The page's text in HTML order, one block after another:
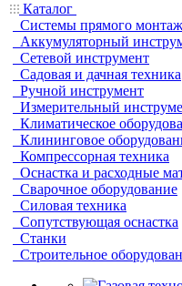
Каталог
Системы прямого
Аккумуляторный
Сетевой инструмент
Садовая и дачная техника
Ручной инструмент
Измерительный
Климатическое
Клининговое
Компрессорная техника
Оснастка и расходные
Сварочное оборудование
Силовая техника
Сопутствующая оснастка
Станки
Строительное